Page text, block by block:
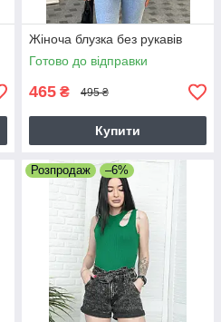
Жіноча блузка без рукавів
Готово до відправки
465 ₴ 495 ₴
Купити
Розпродаж –6%